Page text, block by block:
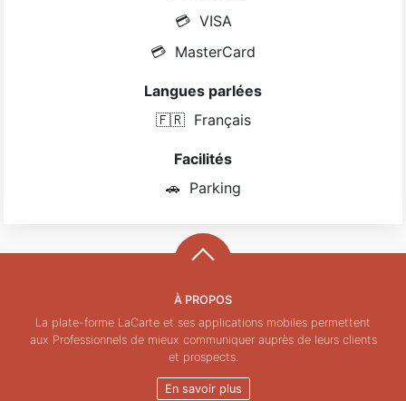
💳 VISA
💳 MasterCard
Langues parlées
🇫🇷 Français
Facilités
🚗 Parking
À PROPOS
La plate-forme LaCarte et ses applications mobiles permettent
aux Professionnels de mieux communiquer auprès de leurs clients
et prospects.
En savoir plus